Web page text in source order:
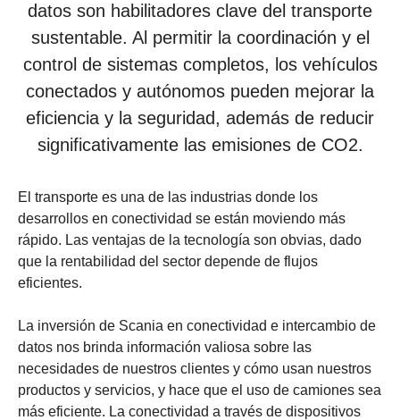
datos son habilitadores clave del transporte
sustentable. Al permitir la coordinación y el
control de sistemas completos, los vehículos
conectados y autónomos pueden mejorar la
eficiencia y la seguridad, además de reducir
significativamente las emisiones de CO2.
El transporte es una de las industrias donde los
desarrollos en conectividad se están moviendo más
rápido. Las ventajas de la tecnología son obvias, dado
que la rentabilidad del sector depende de flujos
eficientes.
La inversión de Scania en conectividad e intercambio de
datos nos brinda información valiosa sobre las
necesidades de nuestros clientes y cómo usan nuestros
productos y servicios, y hace que el uso de camiones sea
más eficiente. La conectividad a través de dispositivos